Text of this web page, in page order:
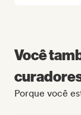
Você
Porque você